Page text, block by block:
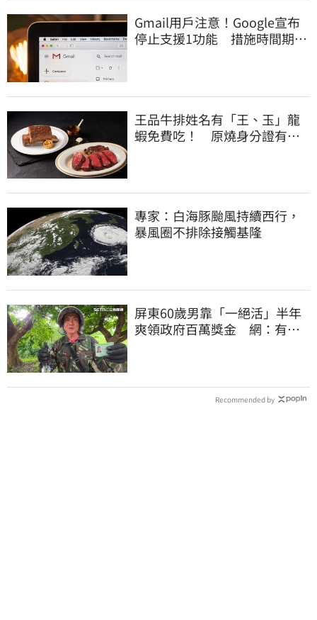
Gmail用戶注意！Google宣布
停止支援1功能 措施時間期限
王品牛排姓名有「王、玉」龍
蝦免費吃！ 原燒身分證有
專家：白海豚颱風持續西行，
暴風圈不排除接觸基隆
屏東60歲男靠「一絕活」半年
爽領政府百萬獎金 網：有人
Recommended by